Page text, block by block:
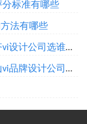
分标准有哪些
法有哪些
计公司选谁好？
计公司选谁好？